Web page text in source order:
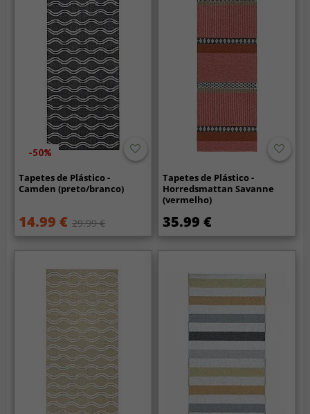
-50%
Tapetes de Plástico -
Camden (preto/branco)
14.99 € 29.99 €
Tapetes de Plástico -
Horredsmattan Savanne
(vermelho)
35.99 €